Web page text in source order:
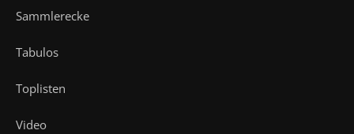
Sammlerecke
Tabulos
Toplisten
Video